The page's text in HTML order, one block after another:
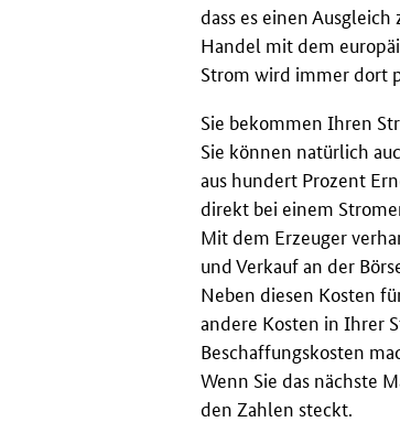
dass es einen
Handel mit dem
Strom wird immer dort
Sie bekommen Ihren
Sie können natürlich
aus hundert Prozent
direkt bei einem
Mit dem Erzeuger
und Verkauf an der
Neben diesen Kosten
andere Kosten in Ihrer
Beschaffungskosten
Wenn Sie das nächste
den Zahlen steckt.